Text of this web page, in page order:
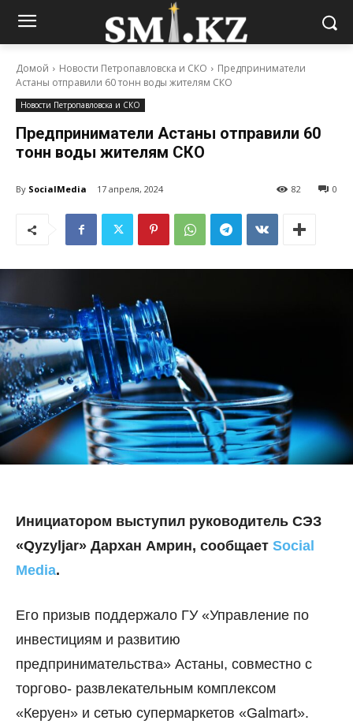
Домой Новости Петропавловска и СКО
Предприниматели
Астаны отправили 60 тонн воды жителям СКО
Новости Петропавловска и СКО
Предприниматели Астаны отправили 60
тонн воды жителям СКО
By SocialMedia 17 апреля, 2024 0
82
Инициатором выступил руководитель СЭЗ
«Qyzyljar» Дархан Амрин, сообщает Social
Media.
Его призыв поддержало ГУ «Управление по
инвестициям и развитию
предпринимательства» Астаны, совместно с
торгово- развлекательным комплексом
«Керуен» и сетью супермаркетов «Galmart».